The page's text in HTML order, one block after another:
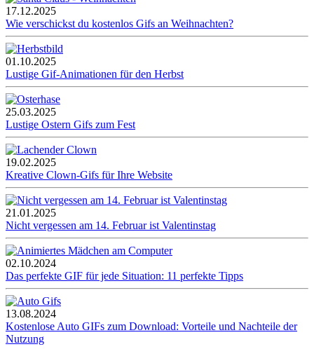
17.12.2025
Wie verschickst du kostenlos Gifs an Weihnachten?
01.10.2025
Lustige Gif-Animationen für den Herbst
25.03.2025
Lustige Ostern Gifs zum Fest
19.02.2025
Kreative Clown-Gifs für Ihre Website
21.01.2025
Nicht vergessen am 14. Februar ist Valentinstag
02.10.2024
Das perfekte GIF für jede Situation: 11 perfekte Tipps
13.08.2024
Kostenlose Auto GIFs zum Download: Vorteile und Nachteile der
Nutzung